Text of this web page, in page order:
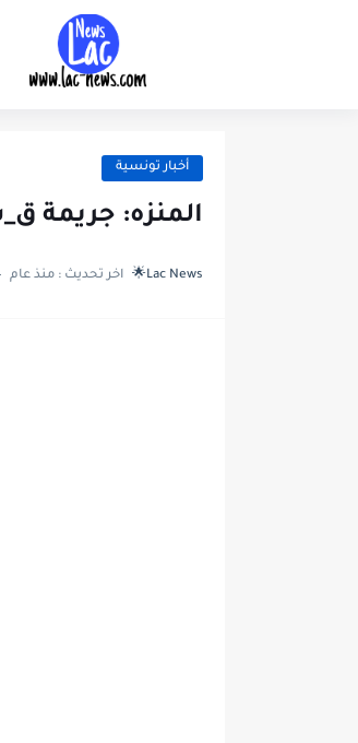
أخبار تونسية
المنزه: جريمة
Lac News🌟 اخر تحديث : منذ عام